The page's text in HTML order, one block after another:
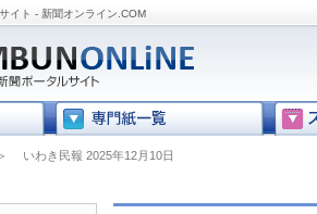
イト - 新聞オンライン.COM
いわき民報 2025年12月10日